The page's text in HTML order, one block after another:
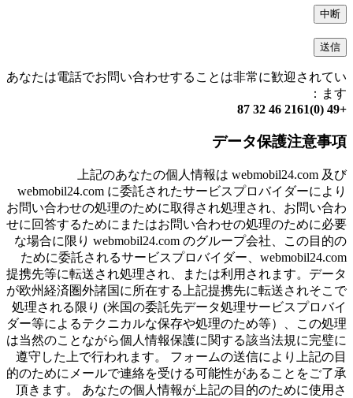
中断
送信
あなたは電話でお問い合わせすることは非常に歓迎されてい
ます：
+49 (0)2161 46 32 87
データ保護注意事項
上記のあなたの個人情報は webmobil24.com 及び
webmobil24.com に委託されたサービスプロバイダーにより
お問い合わせの処理のために取得され処理され、お問い合わ
せに回答するためにまたはお問い合わせの処理のために必要
な場合に限り webmobil24.com のグループ会社、この目的の
ために委託されるサービスプロバイダー、webmobil24.com
提携先等に転送され処理され、または利用されます。データ
が欧州経済圏外諸国に所在する上記提携先に転送されそこで
処理される限り (米国の委託先データ処理サービスプロバイ
ダー等によるテクニカルな保存や処理のため等）、この処理
は当然のことながら個人情報保護に関する該当法規に完璧に
遵守した上で行われます。 フォームの送信により上記の目
的のためにメールで連絡を受ける可能性があることをご了承
頂きます。 あなたの個人情報が上記の目的のために使用さ